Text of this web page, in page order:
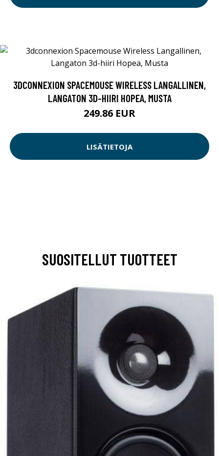
3DCONNEXION SPACEMOUSE WIRELESS LANGALLINEN,
LANGATON 3D-HIIRI HOPEA, MUSTA
249.86 EUR
LISÄTIETOJA
SUOSITELLUT TUOTTEET